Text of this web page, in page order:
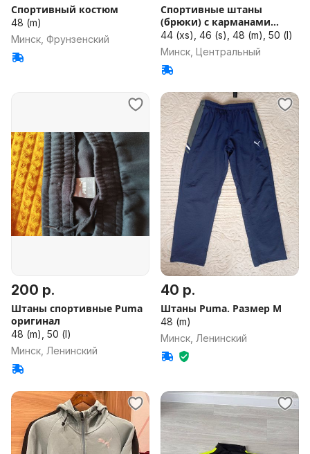
Спортивный костюм
48 (m)
Минск, Фрунзенский
Спортивные штаны
(брюки) с карманами
Puma
44 (xs), 46 (s), 48 (m), 50 (l)
Минск, Центральный
200 р.
Штаны спортивные Puma
оригинал
48 (m), 50 (l)
Минск, Ленинский
40 р.
Штаны Puma. Размер М
48 (m)
Минск, Ленинский